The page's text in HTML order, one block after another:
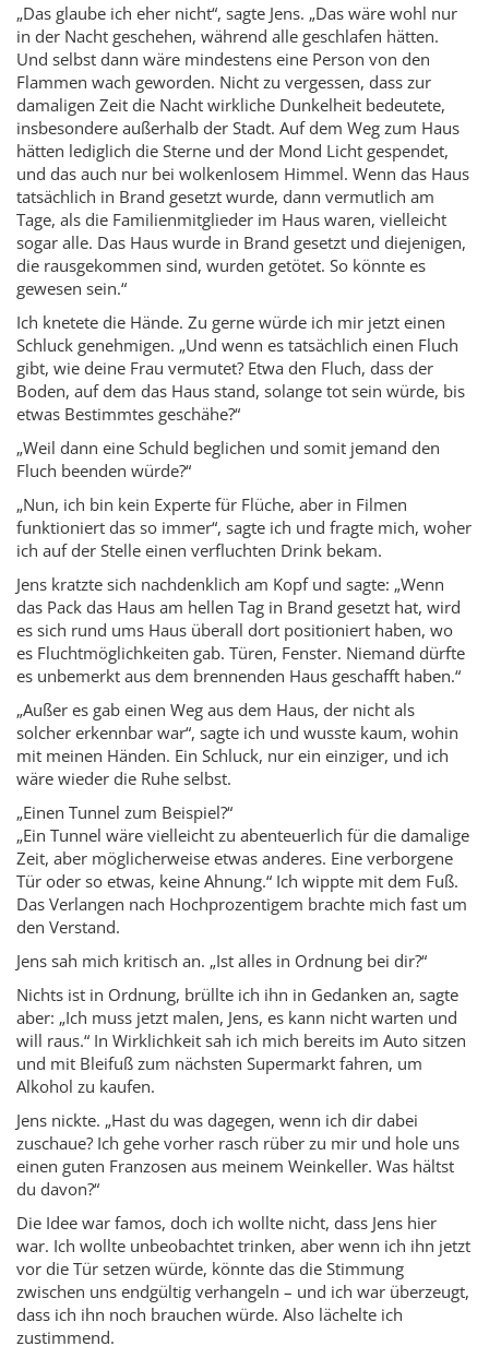
„Das glaube ich eher nicht“, sagte Jens. „Das wäre wohl nur
in der Nacht geschehen, während alle geschlafen hätten.
Und selbst dann wäre mindestens eine Person von den
Flammen wach geworden. Nicht zu vergessen, dass zur
damaligen Zeit die Nacht wirkliche Dunkelheit bedeutete,
insbesondere außerhalb der Stadt. Auf dem Weg zum Haus
hätten lediglich die Sterne und der Mond Licht gespendet,
und das auch nur bei wolkenlosem Himmel. Wenn das Haus
tatsächlich in Brand gesetzt wurde, dann vermutlich am
Tage, als die Familienmitglieder im Haus waren, vielleicht
sogar alle. Das Haus wurde in Brand gesetzt und diejenigen,
die rausgekommen sind, wurden getötet. So könnte es
gewesen sein.“
Ich knetete die Hände. Zu gerne würde ich mir jetzt einen
Schluck genehmigen. „Und wenn es tatsächlich einen Fluch
gibt, wie deine Frau vermutet? Etwa den Fluch, dass der
Boden, auf dem das Haus stand, solange tot sein würde, bis
etwas Bestimmtes geschähe?“
„Weil dann eine Schuld beglichen und somit jemand den
Fluch beenden würde?“
„Nun, ich bin kein Experte für Flüche, aber in Filmen
funktioniert das so immer“, sagte ich und fragte mich, woher
ich auf der Stelle einen verfluchten Drink bekam.
Jens kratzte sich nachdenklich am Kopf und sagte: „Wenn
das Pack das Haus am hellen Tag in Brand gesetzt hat, wird
es sich rund ums Haus überall dort positioniert haben, wo
es Fluchtmöglichkeiten gab. Türen, Fenster. Niemand dürfte
es unbemerkt aus dem brennenden Haus geschafft haben.“
„Außer es gab einen Weg aus dem Haus, der nicht als
solcher erkennbar war“, sagte ich und wusste kaum, wohin
mit meinen Händen. Ein Schluck, nur ein einziger, und ich
wäre wieder die Ruhe selbst.
„Einen Tunnel zum Beispiel?“
„Ein Tunnel wäre vielleicht zu abenteuerlich für die damalige
Zeit, aber möglicherweise etwas anderes. Eine verborgene
Tür oder so etwas, keine Ahnung.“ Ich wippte mit dem Fuß.
Das Verlangen nach Hochprozentigem brachte mich fast um
den Verstand.
Jens sah mich kritisch an. „Ist alles in Ordnung bei dir?“
Nichts ist in Ordnung, brüllte ich ihn in Gedanken an, sagte
aber: „Ich muss jetzt malen, Jens, es kann nicht warten und
will raus.“ In Wirklichkeit sah ich mich bereits im Auto sitzen
und mit Bleifuß zum nächsten Supermarkt fahren, um
Alkohol zu kaufen.
Jens nickte. „Hast du was dagegen, wenn ich dir dabei
zuschaue? Ich gehe vorher rasch rüber zu mir und hole uns
einen guten Franzosen aus meinem Weinkeller. Was hältst
du davon?“
Die Idee war famos, doch ich wollte nicht, dass Jens hier
war. Ich wollte unbeobachtet trinken, aber wenn ich ihn jetzt
vor die Tür setzen würde, könnte das die Stimmung
zwischen uns endgültig verhangeln – und ich war überzeugt,
dass ich ihn noch brauchen würde. Also lächelte ich
zustimmend.